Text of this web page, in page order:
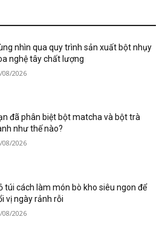
nhìn qua quy trình sản xuất bột nhụy
nghệ tây chất lượng
08/2026
đã phân biệt bột matcha và bột trà
như thế nào?
08/2026
túi cách làm món bò kho siêu ngon để
vị ngày rảnh rỗi
08/2026